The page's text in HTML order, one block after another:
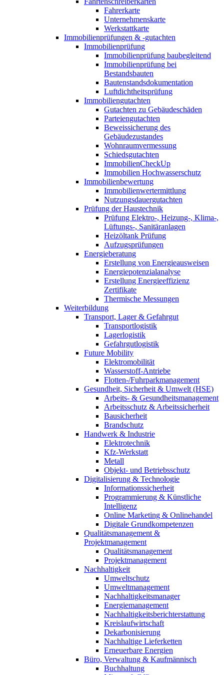
Fahrerkarte
Unternehmenskarte
Werkstattkarte
Immobilienprüfungen & -gutachten
Immobilienprüfung
Immobilienprüfung baubegleitend
Immobilienprüfung bei
Bestandsbauten
Bautenstandsdokumentation
Luftdichtheitsprüfung
Immobiliengutachten
Gutachten zu Gebäudeschäden
Parteiengutachten
Beweissicherung des
Gebäudezustandes
Wohnraumvermessung
Schiedsgutachten
ImmobilienCheckUp
Immobilien Hochwasserschutz
Immobilienbewertung
Immobilienwertermittlung
Nutzungsdauergutachten
Prüfung der Haustechnik
Prüfung Elektro-, Heizung-, Klima-,
Lüftungs-, Sanitäranlagen
Heizöltank Prüfung
Aufzugsprüfungen
Energieberatung
Erstellung von Energieausweisen
Energiepotenzialanalyse
Erstellung Energieeffizienz
Zertifikate
Thermische Messungen
Weiterbildung
Transport, Lager & Gefahrgut
Transportlogistik
Lagerlogistik
Gefahrgutlogistik
Future Mobility
Elektromobilität
Wasserstoff-Antriebe
Flotten-/Fuhrparkmanagement
Gesundheit, Sicherheit & Umwelt (HSE)
Arbeits- & Gesundheitsmanagement
Arbeitsschutz & Arbeitssicherheit
Bausicherheit
Brandschutz
Handwerk & Industrie
Elektrotechnik
Kfz-Werkstatt
Metall
Objekt- und Betriebsschutz
Digitalisierung & Technologie
Informationssicherheit
Programmierung & Künstliche
Intelligenz
Online Marketing & Onlinehandel
Digitale Grundkompetenzen
Qualitätsmanagement &
Projektmanagement
Qualitätsmanagement
Projektmanagement
Nachhaltigkeit
Umweltschutz
Umweltmanagement
Nachhaltigkeitsmanager
Energiemanagement
Nachhaltigkeitsberichterstattung
Kreislaufwirtschaft
Dekarbonisierung
Nachhaltige Lieferketten
Erneuerbare Energien
Büro, Verwaltung & Kaufmännisch
Buchhaltung